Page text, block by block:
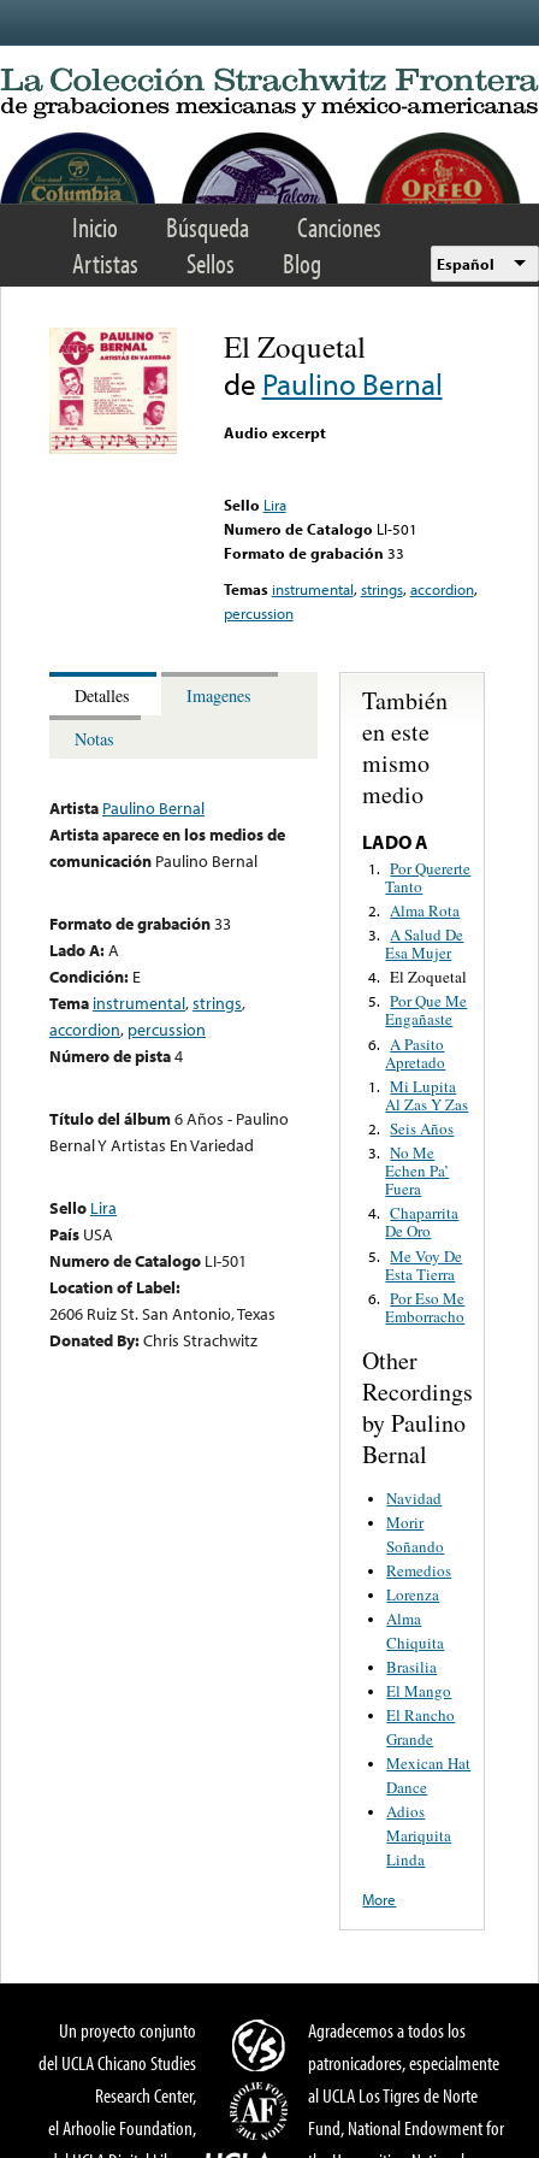
Inicio Búsqueda
Canciones
Artistas
Sellos Blog Español
El Zoquetal
de Paulino Bernal
Audio excerpt
Sello Lira
Numero de Catalogo LI-501
Formato de grabación 33
Temas instrumental,strings,accordion,
percussion
Detalles
Imagenes
Notas
Artista Paulino Bernal
Artista aparece en los medios de
comunicación Paulino Bernal
Formato de grabación33
Lado A:A
Condición: E
Tema instrumental,strings,
accordion, percussion
Número de pista4
Título del álbum6 Años - Paulino
Bernal Y Artistas En Variedad
Sello Lira
País USA
Numero de Catalogo LI-501
Location of Label:
2606 Ruiz St. San Antonio, Texas
Donated By:Chris Strachwitz
También
en este
mismo
medio
LADO A
1. Por Quererte
Tanto
2. Alma Rota
3. A Salud De
Esa Mujer
4. El Zoquetal
5. Por Que Me
Engañaste
6. A Pasito
Apretado
1. Mi Lupita
Al Zas Y Zas
2. Seis Años
3. No Me
Echen Pa’
Fuera
4. Chaparrita
De Oro
5. Me Voy De
Esta Tierra
6. Por Eso Me
Emborracho
Other
Recordings
by Paulino
Bernal
Navidad
Morir
Soñando
Remedios
Lorenza
Alma
Chiquita
Brasilia
El Mango
El Rancho
Grande
Mexican Hat
Dance
Adios
Mariquita
Linda
More
Un proyecto conjunto
del UCLA Chicano Studies
Research Center,
el Arhoolie Foundation,
Agradecemos a todos los
patronicadores, especialmente
al UCLA Los Tigres de Norte
Fund, National Endowment for